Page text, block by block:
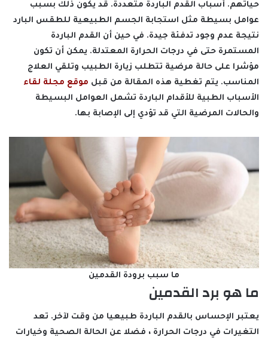
حياتهم. أسباب القدم الباردة متعددة. قد يكون ذلك بسبب
عوامل بسيطة مثل استجابة الجسم الطبيعية للطقس البارد
نتيجة عدم وجود تدفئة جيدة. في حين أن القدم الباردة
المستمرة حتى في درجات الحرارة المعتدلة. يمكن أن تكون
مؤشرا على حالة مرضية تتطلب زيارة الطبيب وتلقي العلاج
المناسب. يتم تغطية هذه المقالة من قبل موقع مجلة لقاء
الأسباب الطبية للأقدام الباردة تشمل العوامل البسيطة
والحالات المرضية التي قد تؤدي إلى الإصابة بها.
ما سبب برودة القدمين
ما هو برد القدمين
يعتبر الإحساس بالقدم الباردة طبيعيا من وقت لآخر. تعد
التغيرات في درجات الحرارة ، فضلا عن الحالة الصحية وخيارات